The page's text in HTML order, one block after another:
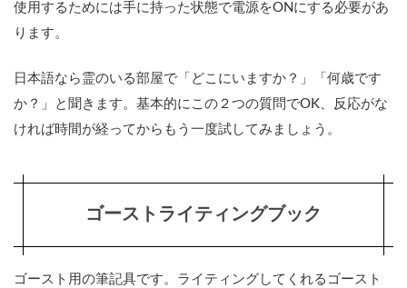
使用するためには手に持った状態で電源をONにする必要があ
ります。
日本語なら霊のいる部屋で「どこにいますか？」「何歳です
か？」と聞きます。基本的にこの２つの質問でOK、反応がな
ければ時間が経ってからもう一度試してみましょう。
ゴーストライティングブック
ゴースト用の筆記具です。ライティングしてくれるゴースト